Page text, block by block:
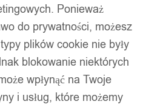
Ponieważ
do prywatności, możesz
plików cookie nie były
blokowanie niektórych
wpłynąć na Twoje
i usług, które możemy